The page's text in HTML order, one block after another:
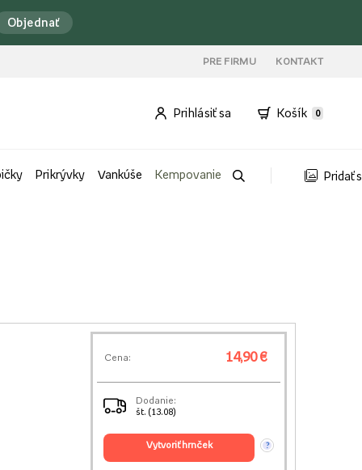
Objednať
PRE FIRMU KONTAKT
Prihlásiť sa Košík 0
Prikrývky Vankúše Kempovanie Pridať
Cena: 14,90 €
Dodanie:
št. (13.08)
vytvoriť hrnček ?